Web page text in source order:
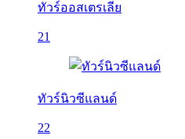
ทัวร์ออสเตรเลีย
21
ทัวร์นิวซีแลนด์
22